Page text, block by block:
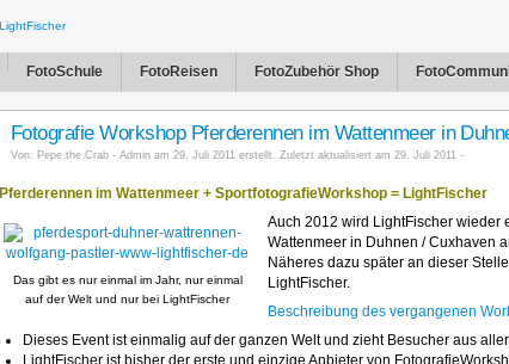
FotoSchule FotoReisen FotoZubehör Shop
Fotografie Workshop Pferderennen im Wattenmeer in
Von: Pepe the Crab - Admin am 29. Juli 2011 erstellt. Zuletzt aktualisiert am 29. Juli 2011 -
Pferderennen im Wattenmeer + SportfotografieWorkshop = LightFischer
Das gibt es nur einmal im Jahr, nur einmal
auf der Welt und nur bei LightFischer
Auch 2012 wird LightFischer wieder
Wattenmeer in Duhnen / Cuxhaven
Näheres dazu später an dieser
LightFischer.
Beschreibung des vergangenen
Dieses Event ist einmalig auf der ganzen Welt und zieht Besucher aus
LightFischer ist bisher der erste und einzige Anbieter von